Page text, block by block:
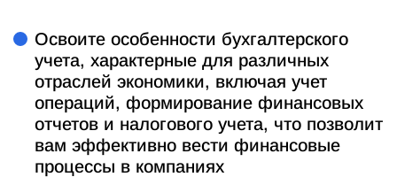
Освоите особенности бухгалтерского
учета, характерные для различных
отраслей экономики, включая учет
операций, формирование финансовых
отчетов и налогового учета, что позволит
вам эффективно вести финансовые
процессы в компаниях